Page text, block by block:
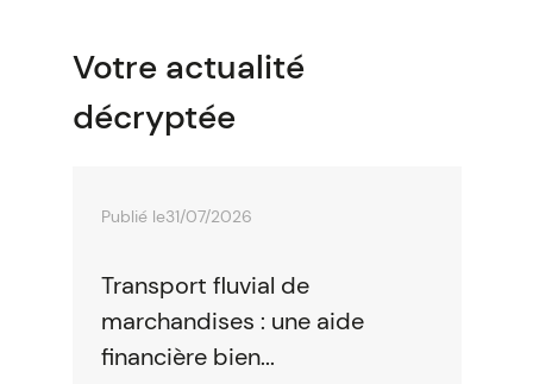
Votre actualité
décryptée
Publié le31/07/2026
Transport fluvial de
marchandises : une aide
financière bien...